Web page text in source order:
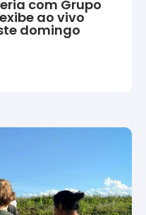
com Grupo
ao vivo
domingo